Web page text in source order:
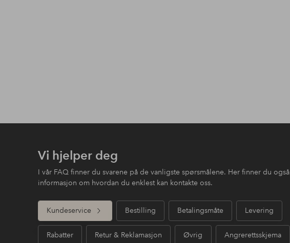
Vi hjelper deg
I vår FAQ finner du svarene på de vanligste spørsmålene. Her finner du også
informasjon om hvordan du enklest kan kontakte oss.
Kundeservice Bestilling Betalingsmåte Levering
Rabatter Retur & Reklamasjon Øvrig Angrerettsskjema